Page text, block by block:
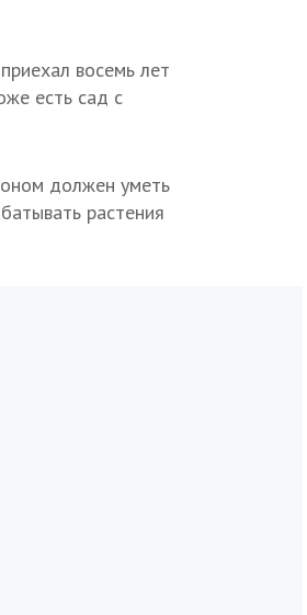
восемь лет
есть сад с
должен уметь
растения